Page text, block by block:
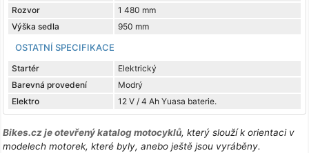
Rozvor
1 480 mm
Výška sedla
950 mm
OSTATNÍ SPECIFIKACE
Startér
Elektrický
Barevná provedení
Modrý
Elektro
12 V / 4 Ah Yuasa baterie.
Bikes.cz je otevřený katalog motocyklů, který slouží k orientaci v
modelech motorek, které byly, anebo ještě jsou vyráběny.